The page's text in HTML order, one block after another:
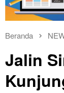
Beranda
Jalin